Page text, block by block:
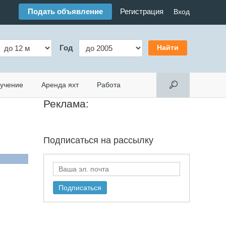
Подать объявление Регистрация Вход
Год
Аренда яхт Работа
Реклама:
Подписаться на рассылку